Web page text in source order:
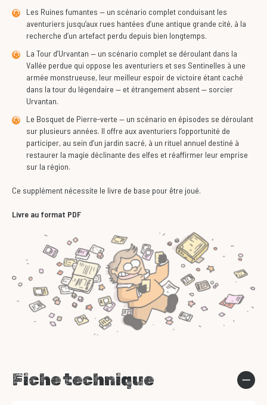
Les Ruines fumantes — un scénario complet conduisant les
aventuriers jusqu’aux rues hantées d’une antique grande cité, à la
recherche d’un artefact perdu depuis bien longtemps.
La Tour d’Urvantan — un scénario complet se déroulant dans la
Vallée perdue qui oppose les aventuriers et ses Sentinelles à une
armée monstrueuse, leur meilleur espoir de victoire étant caché
dans la tour du légendaire — et étrangement absent — sorcier
Urvantan.
Le Bosquet de Pierre-verte — un scénario en épisodes se déroulant
sur plusieurs années. Il offre aux aventuriers l’opportunité de
participer, au sein d’un jardin sacré, à un rituel annuel destiné à
restaurer la magie déclinante des elfes et réaffirmer leur emprise
sur la région.
Ce supplément nécessite le livre de base pour être joué.
Livre au format PDF
Fiche technique